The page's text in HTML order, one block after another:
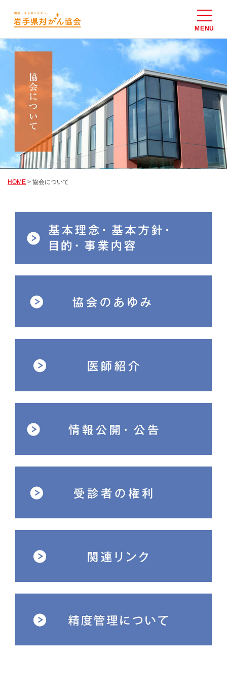
MENU
健診のご案内
個人・健保の健診
協会けんぽの健診
住民の検診
様式ダウンロード
協会について
アクセス
すこや館
けん館
お問合せ
予約申し込み
HOME > 協会について